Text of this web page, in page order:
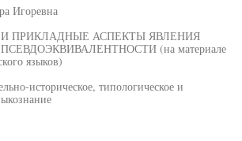
Игоревна
ПРИКЛАДНЫЕ АСПЕКТЫ ЯВЛЕНИЯ
(на материале
языков)
историческое, типологическое и